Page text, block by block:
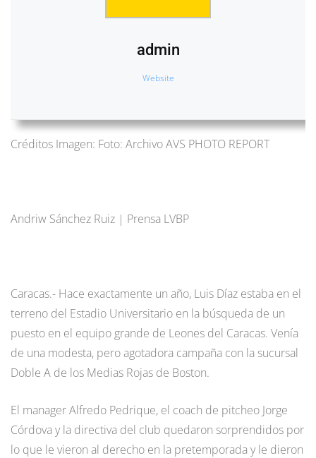
admin
Website
Créditos Imagen: Foto: Archivo AVS PHOTO REPORT
Andriw Sánchez Ruiz | Prensa LVBP
Caracas.- Hace exactamente un año, Luis Díaz estaba en el
terreno del Estadio Universitario en la búsqueda de un
puesto en el equipo grande de Leones del Caracas. Venía
de una modesta, pero agotadora campaña con la sucursal
Doble A de los Medias Rojas de Boston.
El manager Alfredo Pedrique, el coach de pitcheo Jorge
Córdova y la directiva del club quedaron sorprendidos por
lo que le vieron al derecho en la pretemporada y le dieron